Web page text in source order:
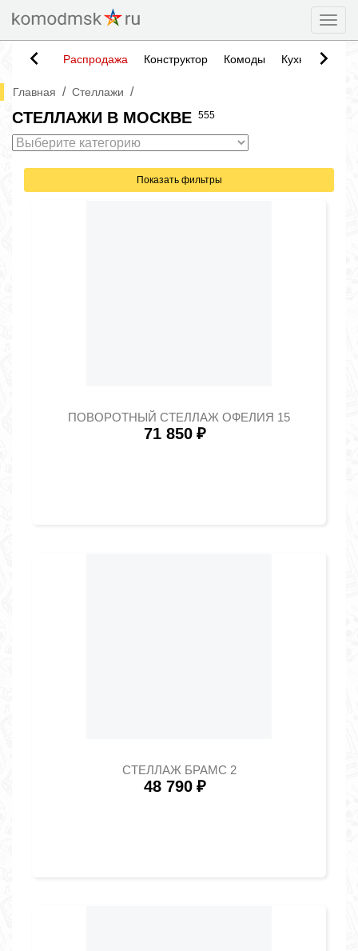
СТЕЛЛАЖ ДОННИ 16
ПОВОРОТНЫЙ СТЕЛЛАЖ ОФЕЛИЯ 15
71 850 ₽
СТЕЛЛАЖ БРАМС 2
48 790 ₽